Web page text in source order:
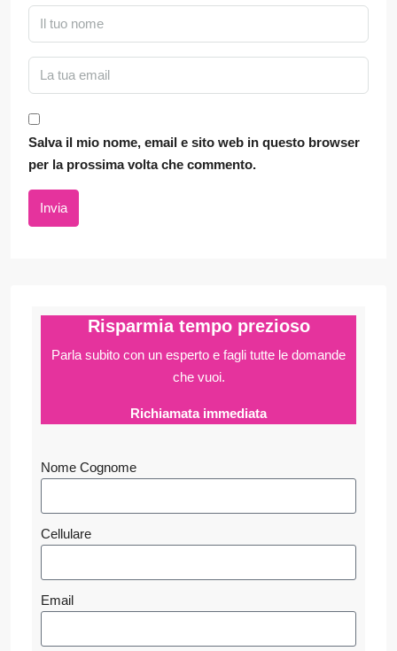
Salva il mio nome, email e sito web in questo browser
per la prossima volta che commento.
Invia
Risparmia tempo prezioso
Parla subito con un esperto e fagli tutte le domande
che vuoi.
Richiamata immediata
Nome Cognome
Cellulare
Email